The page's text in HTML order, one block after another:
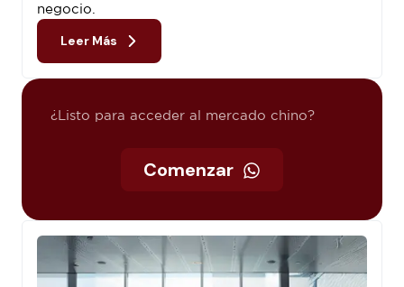
negocio.
Leer Más
¿Listo para acceder al mercado chino?
Comenzar